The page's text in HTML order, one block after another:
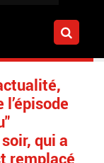
qui a
remplacé